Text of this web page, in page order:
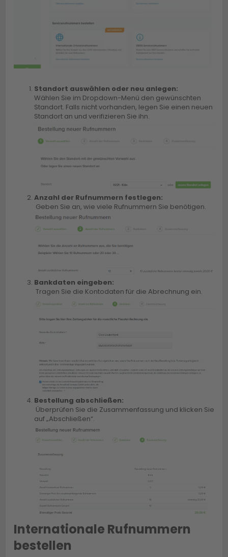
Standort auswählen oder neu anlegen:
Wählen Sie im Dropdown-Menü den gewünschten
Standort. Falls nicht vorhanden, legen Sie einen neuen
Standort an und verifizieren Sie ihn.
Anzahl der Rufnummern festlegen:
Geben Sie an, wie viele Rufnummern Sie benötigen.
Bankdaten eingeben:
Tragen Sie die Kontodaten für die Abrechnung ein.
Bestellung abschließen:
Überprüfen Sie die Zusammenfassung und klicken Sie
auf „Abschließen“.
Internationale Rufnummern
bestellen